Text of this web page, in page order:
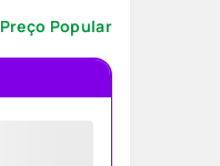
Preço Popular